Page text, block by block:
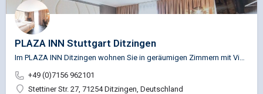
PLAZA INN Stuttgart Ditzingen
+49 (0)7156 962101
Stettiner Str. 27, 71254 Ditzingen, Deutschland